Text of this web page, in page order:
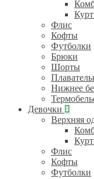
Флис
Кофты
Футболки
Брюки
Шорты
Нижнее
Девочки
Верхняя
Флис
Кофты
Футболки